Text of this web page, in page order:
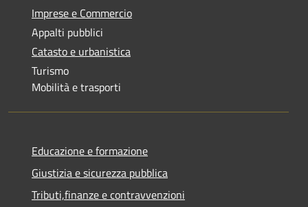
Imprese e Commercio
Appalti pubblici
Catasto e urbanistica
Turismo
Mobilità e trasporti
Educazione e formazione
Giustizia e sicurezza pubblica
Tributi,finanze e contravvenzioni